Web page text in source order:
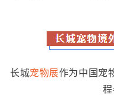
长城宠物展作为中国宠
程